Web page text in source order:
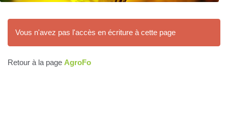
Vous n'avez pas l'accès en écriture à cette page
Retour à la page AgroFo